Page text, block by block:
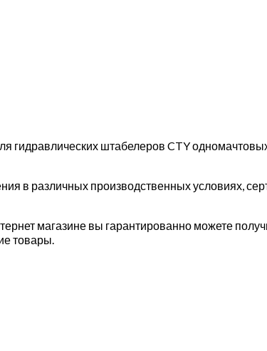
гидравлических штабелеров CTY
в различных производственных условиях,
магазине вы гарантированно можете
товары.